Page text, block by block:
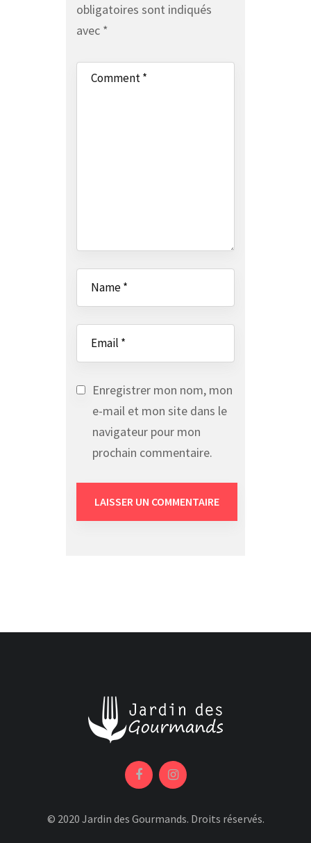
obligatoires sont indiqués
avec *
Enregistrer mon nom, mon
e-mail et mon site dans le
navigateur pour mon
prochain commentaire.
© 2020 Jardin des Gourmands. Droits réservés.